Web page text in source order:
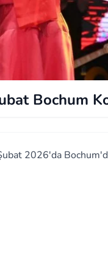
Bochum
2026'da